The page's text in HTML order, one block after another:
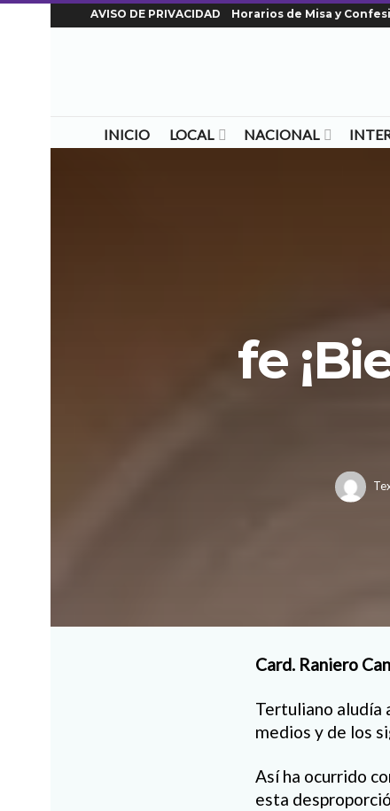
AVISO DE PRIVACIDAD Horarios de Misa y
INICIO LOCAL NACIONAL
fe
Card. Raniero
Tertuliano aludía
medios y de los
Así ha ocurrido
esta